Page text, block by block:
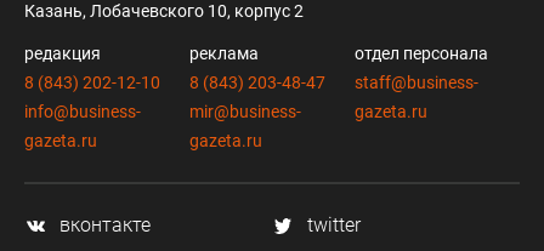
Казань, Лобачевского 10, корпус 2
редакция
8 (843) 202-12-10
info@business-
gazeta.ru
реклама
8 (843) 203-48-47
mir@business-
gazeta.ru
отдел персонала
staff@business-
gazeta.ru
вконтакте
twitter